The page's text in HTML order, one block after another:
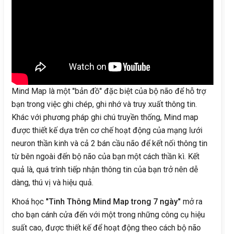
Mind Map là một "bản đồ" đặc biệt của bộ não để hỗ trợ
bạn trong việc ghi chép, ghi nhớ và truy xuất thông tin.
Khác với phương pháp ghi chú truyền thống, Mind map
được thiết kế dựa trên cơ chế hoạt động của mạng lưới
neuron thần kinh và cả 2 bán cầu não để kết nối thông tin
từ bên ngoài đến bộ não của bạn một cách thần kì. Kết
quả là, quá trình tiếp nhận thông tin của bạn trở nên dễ
dàng, thú vị và hiệu quả.
Khoá học "Tinh Thông Mind Map trong 7 ngày" mở ra
cho bạn cánh cửa đến với một trong những công cụ hiệu
suất cao, được thiết kế để hoạt động theo cách bộ não